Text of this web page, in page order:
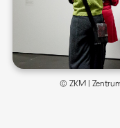
© ZKM |